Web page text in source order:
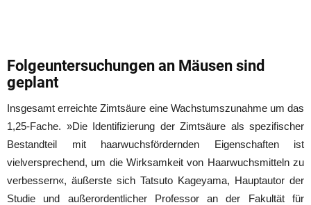
Folgeuntersuchungen an Mäusen sind
geplant
Insgesamt erreichte Zimtsäure eine Wachstumszunahme um das
1,25-Fache. »Die Identifizierung der Zimtsäure als spezifischer
Bestandteil mit haarwuchsfördernden Eigenschaften ist
vielversprechend, um die Wirksamkeit von Haarwuchsmitteln zu
verbessern«, äußerste sich Tatsuto Kageyama, Hauptautor der
Studie und außerordentlicher Professor an der Fakultät für